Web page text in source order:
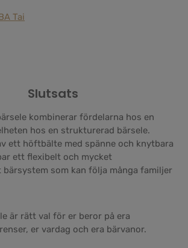
Tai
Slutsats
kombinerar fördelarna hos en
hos en strukturerad bärsele.
ett höftbälte med spänne och knytbara
ett flexibelt och mycket
som kan följa många familjer
är rätt val för er beror på era
er vardag och era bärvanor.